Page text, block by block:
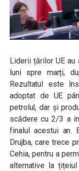
Liderii țărilor UE au
luni spre marți,
Rezultatul este
adoptat de UE
petrolul, dar și
scădere cu 2/3 a
finalul acestui an.
Drujba, care trece
Cehia, pentru a
alternative la